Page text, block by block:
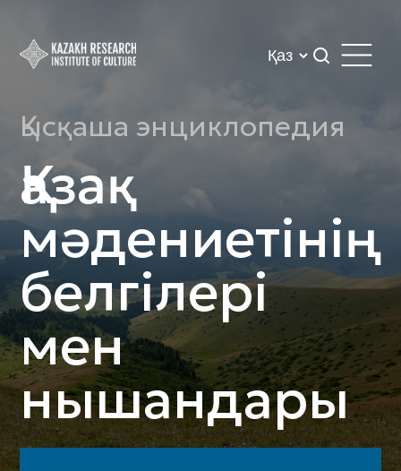
Қысқаша энциклопедия
Қазақ
мәдениетінің
белгілері
мен
нышандары